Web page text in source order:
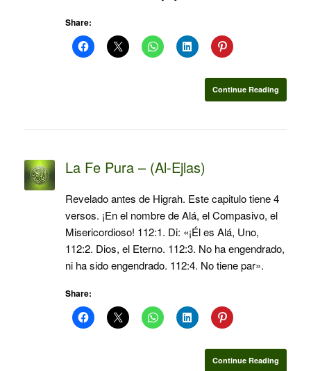
Share:
Continue Reading
La Fe Pura – (Al-Ejlas)
Revelado antes de Higrah. Este capitulo tiene 4
versos. ¡En el nombre de Alá, el Compasivo, el
Misericordioso! 112:1. Di: «¡Él es Alá, Uno,
112:2. Dios, el Eterno. 112:3. No ha engendrado,
ni ha sido engendrado. 112:4. No tiene par».
Share:
Continue Reading